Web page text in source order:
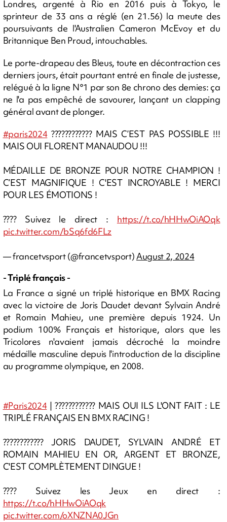
Londres, argenté à Rio en 2016 puis à Tokyo, le
sprinteur de 33 ans a réglé (en 21.56) la meute des
poursuivants de l'Australien Cameron McEvoy et du
Britannique Ben Proud, intouchables.
Le porte-drapeau des Bleus, toute en décontraction ces
derniers jours, était pourtant entré en finale de justesse,
relégué à la ligne N°1 par son 8e chrono des demies: ça
ne l'a pas empêché de savourer, lançant un clapping
général avant de plonger.
#paris2024???????????? MAIS C’EST PAS POSSIBLE !!!
MAIS OUI FLORENT MANAUDOU !!!
MÉDAILLE DE BRONZE POUR NOTRE CHAMPION !
C’EST MAGNIFIQUE ! C'EST INCROYABLE ! MERCI
POUR LES ÉMOTIONS !
???? Suivez le direct : https://t.co/hHHwOiAOqk
pic.twitter.com/bSq6fd6FLz
— francetvsport (@francetvsport)August 2, 2024
- Triplé français -
La France a signé un triplé historique en BMX Racing
avec la victoire de Joris Daudet devant Sylvain André
et Romain Mahieu, une première depuis 1924. Un
podium 100% Français et historique, alors que les
Tricolores n'avaient jamais décroché la moindre
médaille masculine depuis l'introduction de la discipline
au programme olympique, en 2008.
#Paris2024| ???????????? MAIS OUI ILS L'ONT FAIT : LE
TRIPLÉ FRANÇAIS EN BMX RACING !
???????????? JORIS DAUDET, SYLVAIN ANDRÉ ET
ROMAIN MAHIEU EN OR, ARGENT ET BRONZE,
C'EST COMPLÈTEMENT DINGUE !
???? Suivez les Jeux en direct :
https://t.co/hHHwOiAOqk
pic.twitter.com/oXNZNA0JGn